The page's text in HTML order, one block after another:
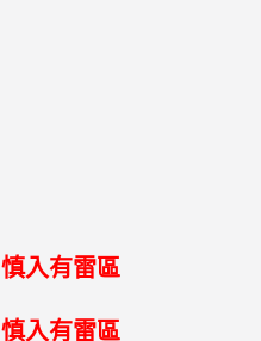
慎入有雷區
慎入有雷區